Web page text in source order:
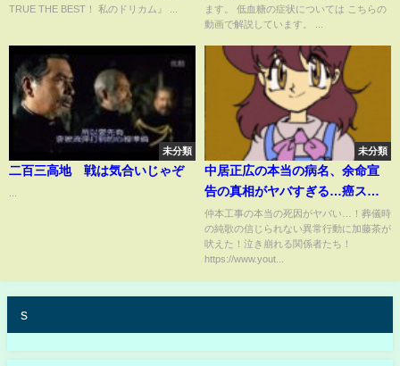
TRUE THE BEST！ 私のドリカム』 ...
ます。 低血糖の症状については こちらの
動画で解説しています。 ...
未分類
二百三高地 戦は気合いじゃぞ
未分類
中居正広の本当の病名、余命宣
告の真相がヤバすぎる…癌ステ
ージ...生存率の低さに驚きを隠せ
ない...！『SMAP』元リーダーの
闘病生活や復帰の真相に一同驚
仲本工事の本当の死因がヤバい…！葬儀時
の純歌の信じられない異常行動に加藤茶が
吠えた！泣き崩れる関係者たち！
https://www.yout...
s